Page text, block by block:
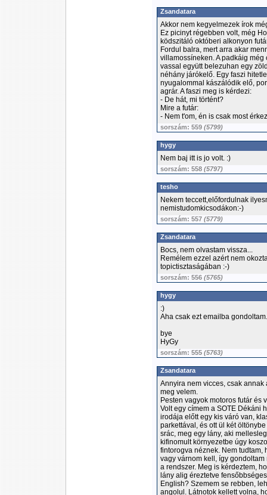
Zsandatara
Akkor nem kegyelmezek írok
Ez picinyt régebben volt, még
ködszitáló októberi alkonyon
Fordul balra, mert arra akar
villamossíneken. A padkáig
vassal együtt belezuhan egy
néhány járókelő. Egy faszi
nyugalommal kászálódik elő,
agrár. A faszi meg is kérdezi:
- De hát, mi történt?
Mire a futár:
- Nem t'om, én is csak most
sorszám: 559 (5799)
hygy
Nem baj itt is jo volt. :)
sorszám: 558 (5797)
tesho
Nekem teccett,előfordulnak
nemistudomkicsodákon:-)
sorszám: 557 (5779)
Zsandatara
Bocs, nem olvastam vissza...
Remélem ezzel azért nem
topictisztaságában :-)
sorszám: 556 (5765)
hygy
:)
Aha csak ezt emailba
bye
HyGy
sorszám: 555 (5763)
Zsandatara
Annyira nem vicces, csak
meg velem.
Pesten vagyok motoros futár
Volt egy címem a SOTE Dékáni
irodája előtt egy kis váró van,
parkettával, és ott ül két
srác, meg egy lány, aki
kifinomult környezetbe úgy
fintorogva néznek. Nem
vagy várnom kell, így
a rendszer. Meg is kérdeztem,
lány alig éreztetve
English? Szemem se rebben,
angolul. Látnotok kellett volna,